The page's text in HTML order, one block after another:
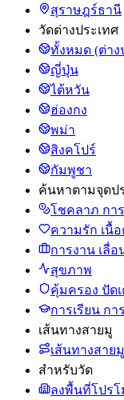
สุราษฎร์ธานี
วัดต่างประเทศ
ทั้งหมด (ต่าง
ญี่ปุ่น
ไต้หวัน
ฮ่องกง
พม่า
สิงคโปร์
กัมพูชา
ค้นหาตามจุดป
โชคลาภ กา
ความรัก เนื้
การงาน เลื่
สุขภาพ
คุ้มครอง ปัด
การเรียน กา
เส้นทางสายมู
เส้นทางสาย
สำหรับวัด
ลงพื้นที่โปร